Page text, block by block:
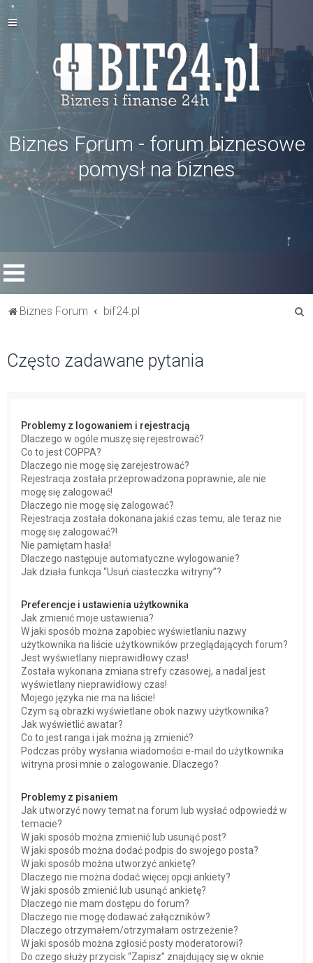
Biznes Forum - forum biznesowe
pomysł na biznes
Biznes Forum bif24.pl
Często zadawane pytania
Problemy z logowaniem i rejestracją
Dlaczego w ogóle muszę się rejestrować?
Co to jest COPPA?
Dlaczego nie mogę się zarejestrować?
Rejestracja została przeprowadzona poprawnie, ale nie
mogę się zalogować!
Dlaczego nie mogę się zalogować?
Rejestracja została dokonana jakiś czas temu, ale teraz nie
mogę się zalogować?!
Nie pamiętam hasła!
Dlaczego następuje automatyczne wylogowanie?
Jak działa funkcja “Usuń ciasteczka witryny”?
Preferencje i ustawienia użytkownika
Jak zmienić moje ustawienia?
W jaki sposób można zapobiec wyświetlaniu nazwy
użytkownika na liście użytkowników przeglądających forum?
Jest wyświetlany nieprawidłowy czas!
Została wykonana zmiana strefy czasowej, a nadal jest
wyświetlany nieprawidłowy czas!
Mojego języka nie ma na liście!
Czym są obrazki wyświetlane obok nazwy użytkownika?
Jak wyświetlić awatar?
Co to jest ranga i jak można ją zmienić?
Podczas próby wysłania wiadomości e-mail do użytkownika
witryna prosi mnie o zalogowanie. Dlaczego?
Problemy z pisaniem
Jak utworzyć nowy temat na forum lub wysłać odpowiedź w
temacie?
W jaki sposób można zmienić lub usunąć post?
W jaki sposób można dodać podpis do swojego posta?
W jaki sposób można utworzyć ankietę?
Dlaczego nie można dodać więcej opcji ankiety?
W jaki sposób zmienić lub usunąć ankietę?
Dlaczego nie mam dostępu do forum?
Dlaczego nie mogę dodawać załączników?
Dlaczego otrzymałem/otrzymałam ostrzeżenie?
W jaki sposób można zgłosić posty moderatorowi?
Do czego służy przycisk “Zapisz” znajdujący się w oknie